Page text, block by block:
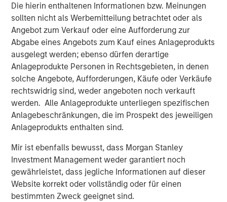
Die hierin enthaltenen Informationen bzw. Meinungen
sollten nicht als Werbemitteilung betrachtet oder als
Angebot zum Verkauf oder eine Aufforderung zur
Abgabe eines Angebots zum Kauf eines Anlageprodukts
ausgelegt werden; ebenso dürfen derartige
Anlageprodukte Personen in Rechtsgebieten, in denen
solche Angebote, Aufforderungen, Käufe oder Verkäufe
rechtswidrig sind, weder angeboten noch verkauft
werden. Alle Anlageprodukte unterliegen spezifischen
Anlagebeschränkungen, die im Prospekt des jeweiligen
Anlageprodukts enthalten sind.
Mir ist ebenfalls bewusst, dass Morgan Stanley
Investment Management weder garantiert noch
gewährleistet, dass jegliche Informationen auf dieser
Website korrekt oder vollständig oder für einen
bestimmten Zweck geeignet sind.
VIDEO
Global Macro Video: Where We Invest & How
Clients Use the Fund
VIDEO
Global Macro Video: Managing the Portfolio
The Author